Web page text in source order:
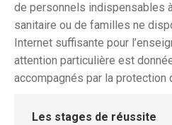
de personnels indispensables
sanitaire ou de familles ne
Internet suffisante pour
attention particulière est
accompagnés par la protection
Les stages de réussite